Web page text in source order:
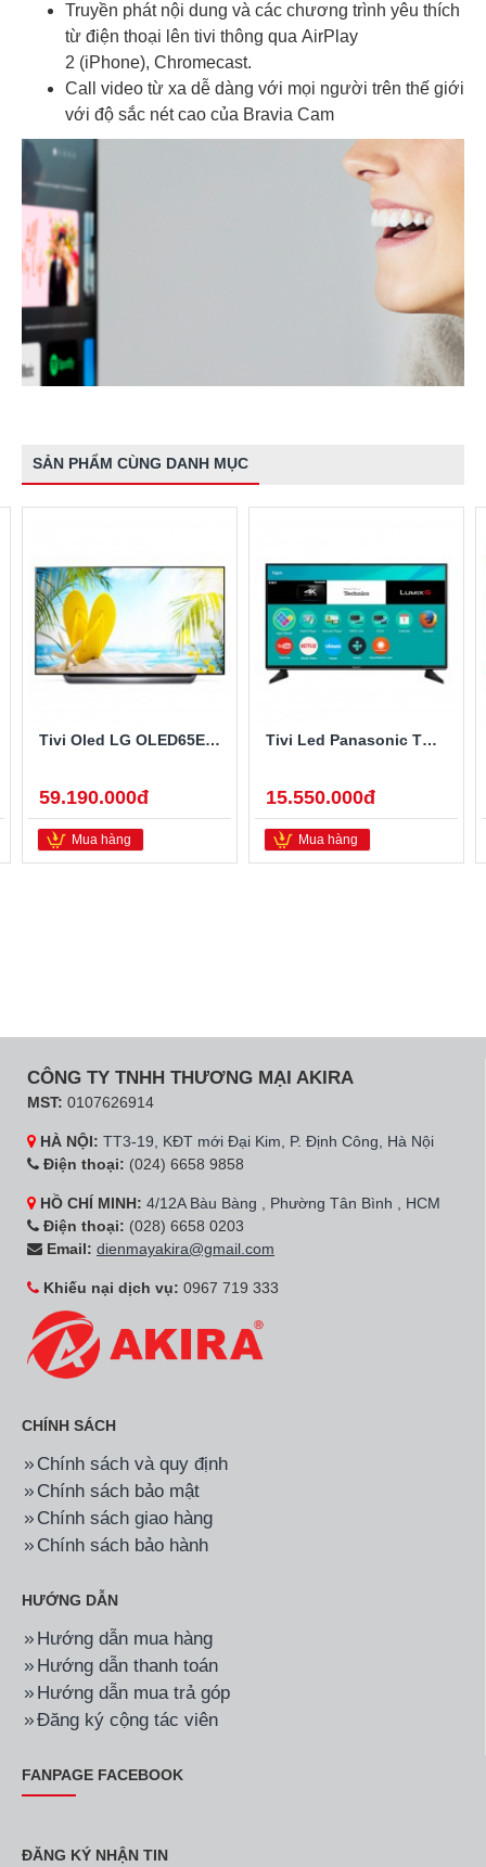
Truyền phát nội dung và các chương trình yêu thích
từ điện thoại lên tivi thông qua AirPlay
2 (iPhone), Chromecast.
Call video từ xa dễ dàng với mọi người trên thế giới
với độ sắc nét cao của Bravia Cam
SẢN PHẨM CÙNG DANH MỤC
Tivi Oled LG OLED65E8PTA 65 Inch
59.190.000đ
Mua hàng
Tivi Led Panasonic TH-49EX600V 49 Inch 4K Ultra HD
15.550.000đ
Mua hàng
CÔNG TY TNHH THƯƠNG MẠI AKIRA
MST: 0107626914
HÀ NỘI: TT3-19, KĐT mới Đại Kim, P. Định Công, Hà Nội
Điện thoại: (024) 6658 9858
HỒ CHÍ MINH: 4/12A Bàu Bàng , Phường Tân Bình , HCM
Điện thoại: (028) 6658 0203
Email: dienmayakira@gmail.com
Khiếu nại dịch vụ: 0967 719 333
CHÍNH SÁCH
Chính sách và quy định
Chính sách bảo mật
Chính sách giao hàng
Chính sách bảo hành
HƯỚNG DẪN
Hướng dẫn mua hàng
Hướng dẫn thanh toán
Hướng dẫn mua trả góp
Đăng ký cộng tác viên
FANPAGE FACEBOOK
ĐĂNG KÝ NHẬN TIN